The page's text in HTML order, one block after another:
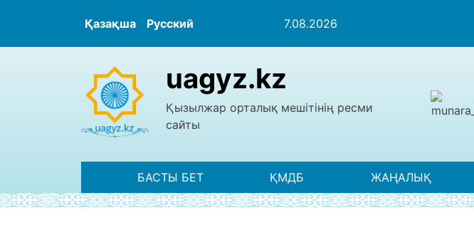
Қазақша Русский 7.08.2026
uagyz.kz
Қызылжар орталық мешітінің ресми
сайты
БАСТЫ БЕТ ҚМДБ ЖАҢАЛЫҚ